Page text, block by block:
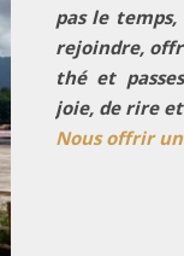
pas le temps,
rejoindre,
thé et
joie, de rire
Nous offrir